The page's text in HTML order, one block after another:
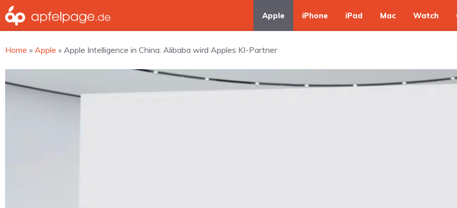
Zum
Inhalt
springen
Apple iPhone iPad Mac Watch
Home » Apple » Apple Intelligence in China: Alibaba wird Apples KI-Partner